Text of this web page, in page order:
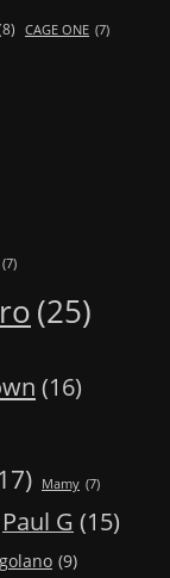
CAGE ONE (7)
(7)
(25)
(16)
Mamy (7)
Paul G (15)
(9)